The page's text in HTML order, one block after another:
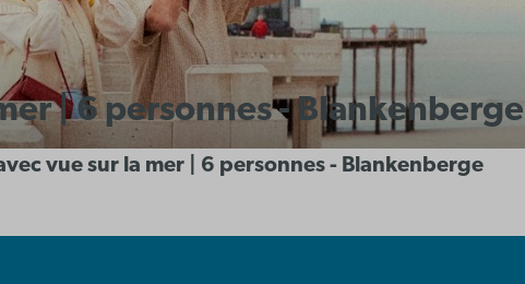
| 6 personnes - Blankenberge
vue sur la mer | 6 personnes - Blankenberge